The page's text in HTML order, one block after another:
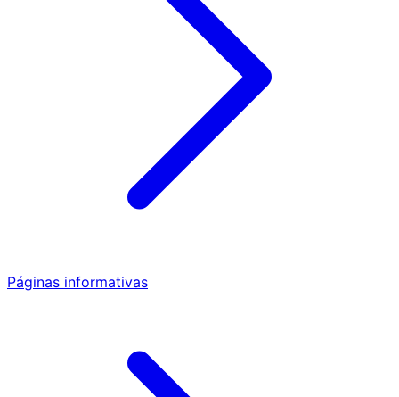
Páginas informativas